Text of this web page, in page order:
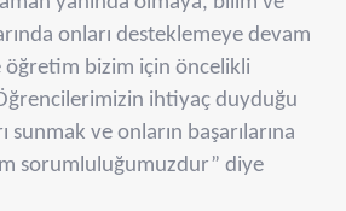
onları desteklemeye devam
öğretim bizim için öncelikli
ihtiyaç duyduğu
ve onların başarılarına
sorumluluğumuzdur” diye